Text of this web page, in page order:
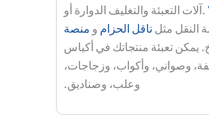
.آلات التعبئة والتغليف الدوارة أو
النقل مثل ناقل الحزام و منصة
يمكن تعبئة منتجاتك في أكياس
وصواني، وأكواب، وزجاجات،
وعلب، وصناديق.